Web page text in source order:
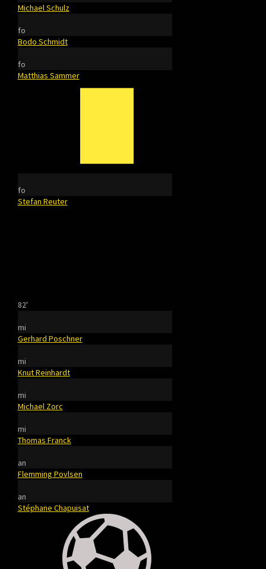
Michael Schulz
fo
Bodo Schmidt
fo
Matthias Sammer
fo
Stefan Reuter
82'
mi
Gerhard Poschner
mi
Knut Reinhardt
mi
Michael Zorc
mi
Thomas Franck
an
Flemming Povlsen
an
Stéphane Chapuisat